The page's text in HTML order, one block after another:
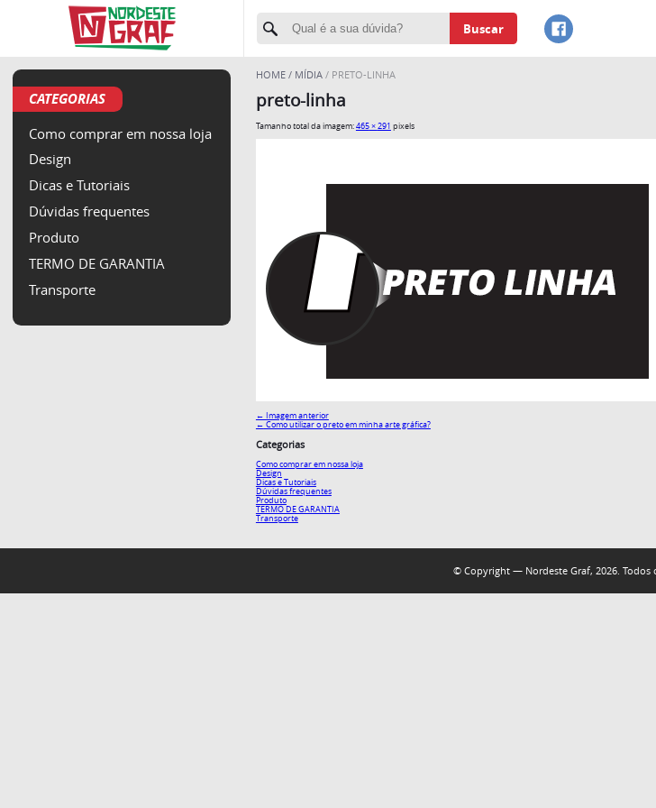
Buscar
CATEGORIAS
Como comprar em nossa loja
Design
Dicas e Tutoriais
Dúvidas frequentes
Produto
TERMO DE GARANTIA
Transporte
HOME MÍDIA PRETO-LINHA
preto-linha
Tamanho total da imagem:465×291 pixels
← Imagem anterior
← Como utilizar o preto em minha arte gráfica?
Categorias
Como comprar em nossa loja
Design
Dicas e Tutoriais
Dúvidas frequentes
Produto
TERMO DE GARANTIA
Transporte
© Copyright — Nordeste Graf, 2026. Todos